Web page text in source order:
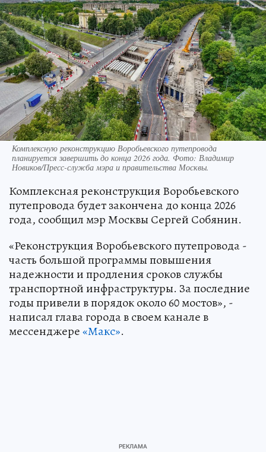
Комплексную реконструкцию Воробьевского путепровода
планируется завершить до конца 2026 года. Фото: Владимир
Новиков/Пресс-служба мэра и правительства Москвы.
Комплексная реконструкция Воробьевского
путепровода будет закончена до конца 2026
года, сообщил мэр Москвы Сергей Собянин.
«Реконструкция Воробьевского путепровода -
часть большой программы повышения
надежности и продления сроков службы
транспортной инфраструктуры. За последние
годы привели в порядок около 60 мостов», -
написал глава города в своем канале в
мессенджере«Макс».